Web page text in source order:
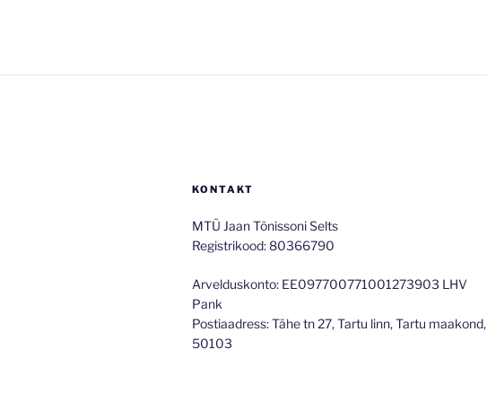
KONTAKT
MTÜ Jaan Tõnissoni Selts
Registrikood: 80366790
Arvelduskonto: EE097700771001273903 LHV
Pank
Postiaadress: Tähe tn 27, Tartu linn, Tartu maakond,
50103